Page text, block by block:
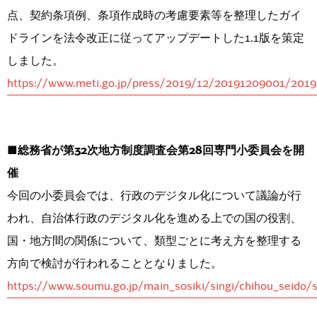
点、契約条項例、条項作成時の考慮要素等を整理したガイ
ドラインを法令改正に従ってアップデートした1.1版を策定
しました。
https://www.meti.go.jp/press/2019/12/20191209001/
■総務省が第32次地方制度調査会第28回専門小委員会を開
催
今回の小委員会では、行政のデジタル化について議論が行
われ、自治体行政のデジタル化を進める上での国の役割、
国・地方間の関係について、類型ごとに考え方を整理する
方向で検討が行われることとなりました。
https://www.soumu.go.jp/main_sosiki/singi/